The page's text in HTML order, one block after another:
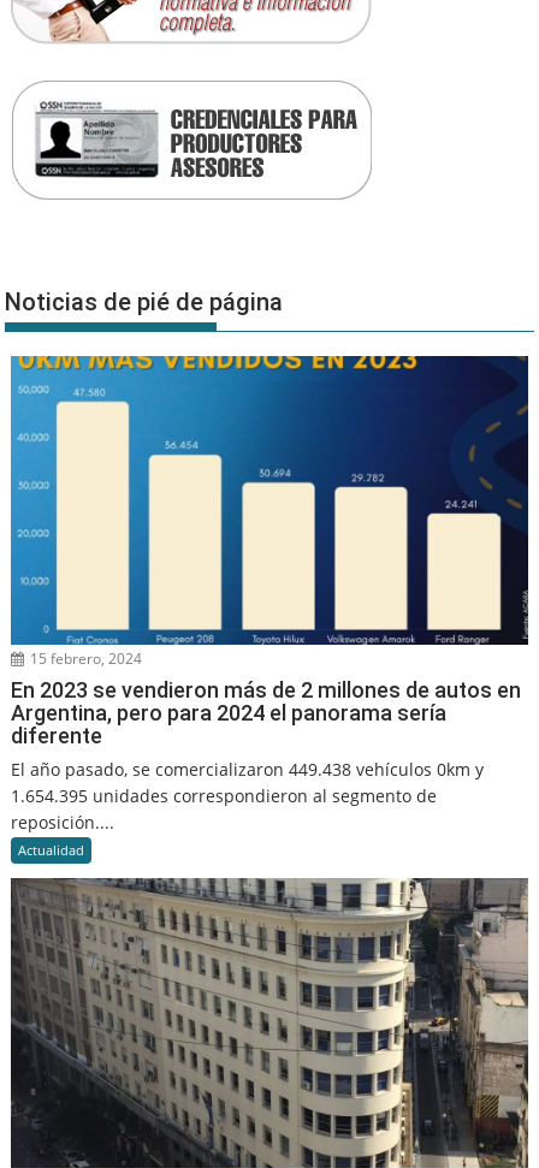
Noticias de pié de página
15 febrero, 2024
En 2023 se vendieron más de 2 millones de autos en
Argentina, pero para 2024 el panorama sería
diferente
El año pasado, se comercializaron 449.438 vehículos 0km y
1.654.395 unidades correspondieron al segmento de
reposición....
Actualidad